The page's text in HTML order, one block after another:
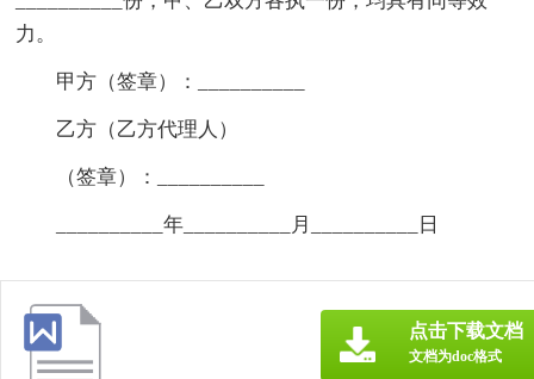
力。
甲方（签章）：__________
乙方（乙方代理人）
（签章）：__________
__________年__________月__________日
点击下载文档
文档为doc格式